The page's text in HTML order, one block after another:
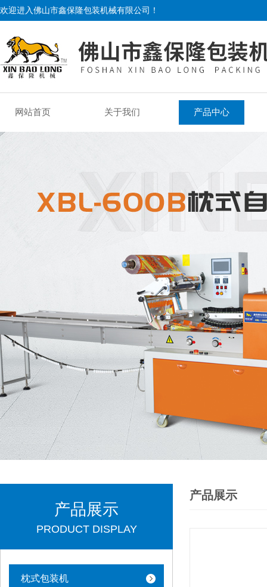
欢迎进入佛山市鑫保隆包装机械有限公司！
网站首页 关于我们 产品中心
产品展示
PRODUCT DISPLAY
枕式包装机
产品展示